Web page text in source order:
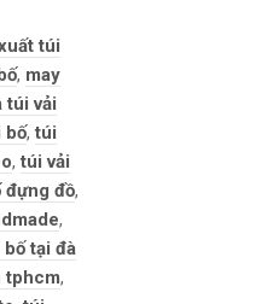
túi
, may
túi vải
bố,túi
,túi vải
đựng đồ,
,
tại đà
tphcm,